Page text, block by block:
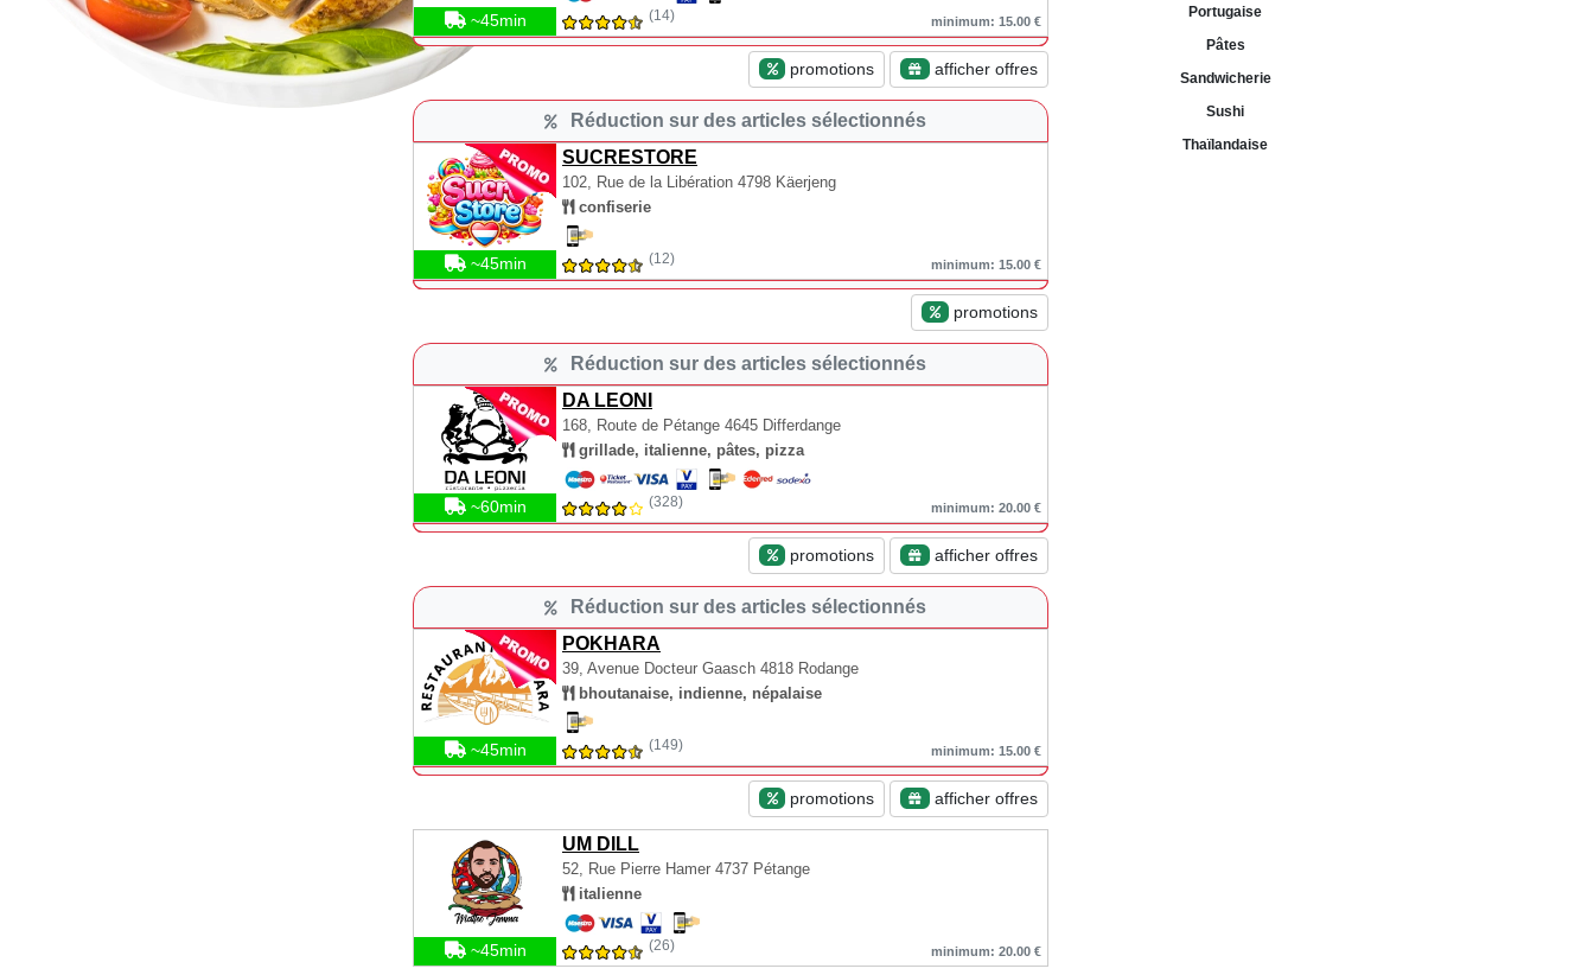
~45min (14) minimum: 15.00 €
promotions afficher offres
Réduction sur des articles sélectionnés
SUCRESTORE
102, Rue de la Libération 4798 Käerjeng
confiserie
~45min (12) minimum: 15.00 €
promotions
Réduction sur des articles sélectionnés
DA LEONI
168, Route de Pétange 4645 Differdange
grillade, italienne, pâtes, pizza
~60min (328) minimum: 20.00 €
promotions afficher offres
Réduction sur des articles sélectionnés
POKHARA
39, Avenue Docteur Gaasch 4818 Rodange
bhoutanaise, indienne, népalaise
~45min (149) minimum: 15.00 €
promotions afficher offres
UM DILL
52, Rue Pierre Hamer 4737 Pétange
italienne
~45min (26) minimum: 20.00 €
Portugaise
Pâtes
Sandwicherie
Sushi
Thaïlandaise